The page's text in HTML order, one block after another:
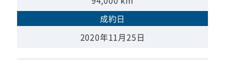
成約日
2020年11月25日